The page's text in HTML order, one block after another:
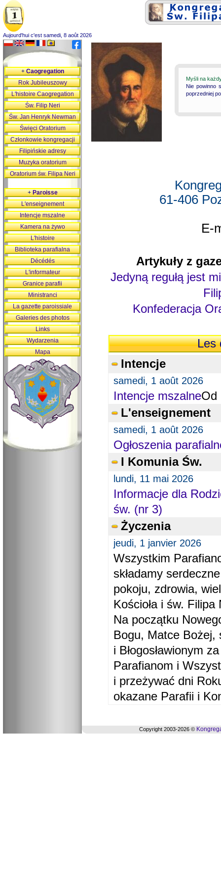
Aujourd'hui c'est samedi, 8 août 2026
Myśli na
Nie powinno
poprzedniej
61-406
E-
Artykuły z
Jedyną regułą jest
Konfederacja
Les
Intencje
samedi, 1 août 2026
Intencje mszalneOd
L'enseignement
samedi, 1 août 2026
Ogłoszenia
I Komunia Św.
lundi, 11 mai 2026
Informacje dla
św. (nr 3)
Życzenia
jeudi, 1 janvier 2026
Wszystkim
składamy
pokoju, zdrowia,
Kościoła i św. Filipa
Na początku
Bogu, Matce Bożej,
i Błogosławionym
Parafianom i
i przeżywać dni
okazane Parafii i
+Caogregation
Rok Jubileuszowy
L'histoire Caogregation
Św. Filip Neri
Św. Jan Henryk Newman
Święci Oratorium
Członkowie kongregacji
Filipińskie adresy
Muzyka oratorium
Oratorium św. Filipa Neri
+Paroisse
L'enseignement
Intencje mszalne
Kamera na żywo
L'histoire
Biblioteka parafialna
Décédés
L'informateur
Granice parafii
Ministranci
La gazette paroissiale
Galeries des photos
Links
Wydarzenia
Mapa
Copyright 2003-2026 ©